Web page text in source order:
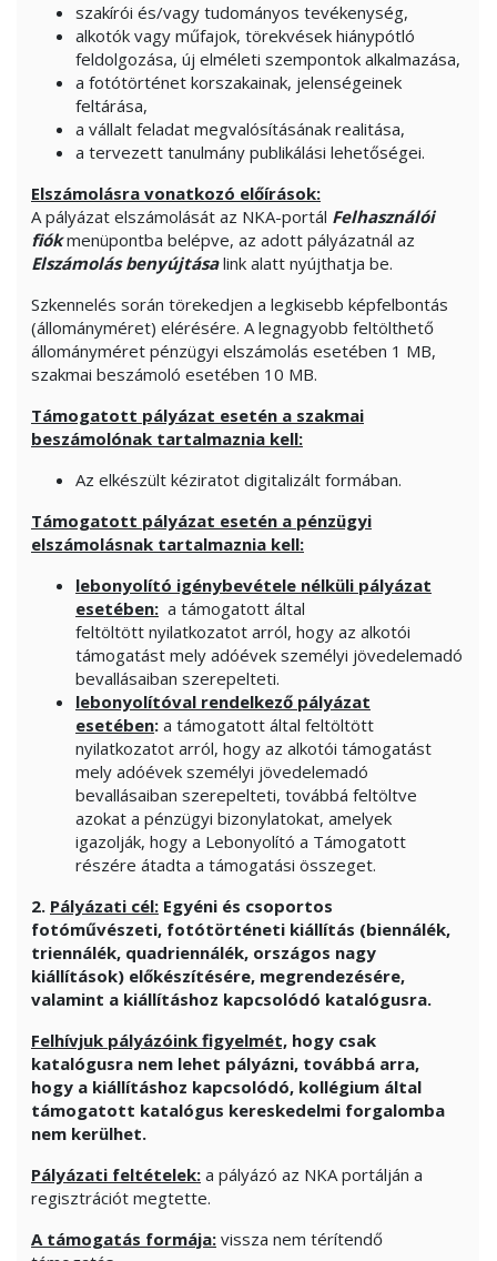
szakírói és/vagy tudományos tevékenység,
alkotók vagy műfajok, törekvések hiánypótló
feldolgozása, új elméleti szempontok alkalmazása,
a fotótörténet korszakainak, jelenségeinek
feltárása,
a vállalt feladat megvalósításának realitása,
a tervezett tanulmány publikálási lehetőségei.
Elszámolásra vonatkozó előírások:
A pályázat elszámolását az NKA-portál Felhasználói
fiókmenüpontba belépve, az adott pályázatnál az
Elszámolás benyújtásalink alatt nyújthatja be.
Szkennelés során törekedjen a legkisebb képfelbontás
(állományméret) elérésére. A legnagyobb feltölthető
állományméret pénzügyi elszámolás esetében 1 MB,
szakmai beszámoló esetében 10 MB.
Támogatott pályázat esetén a szakmai
beszámolónak tartalmaznia kell:
Az elkészült kéziratot digitalizált formában.
Támogatott pályázat esetén a pénzügyi
elszámolásnak tartalmaznia kell:
lebonyolító igénybevétele nélküli pályázat
esetében: a támogatott által
feltöltött nyilatkozatot arról, hogy az alkotói
támogatást mely adóévek személyi jövedelemadó
bevallásaiban szerepelteti.
lebonyolítóval rendelkező pályázat
esetében: a támogatott által feltöltött
nyilatkozatot arról, hogy az alkotói támogatást
mely adóévek személyi jövedelemadó
bevallásaiban szerepelteti, továbbá feltöltve
azokat a pénzügyi bizonylatokat, amelyek
igazolják, hogy a Lebonyolító a Támogatott
részére átadta a támogatási összeget.
2. Pályázati cél: Egyéni és csoportos
fotóművészeti, fotótörténeti kiállítás (biennálék,
triennálék, quadriennálék, országos nagy
kiállítások) előkészítésére, megrendezésére,
valamint a kiállításhoz kapcsolódó katalógusra.
Felhívjuk pályázóink figyelmét, hogy csak
katalógusra nem lehet pályázni, továbbá arra,
hogy a kiállításhoz kapcsolódó, kollégium által
támogatott katalógus kereskedelmi forgalomba
nem kerülhet.
Pályázati feltételek: a pályázó az NKA portálján a
regisztrációt megtette.
A támogatás formája: vissza nem térítendő